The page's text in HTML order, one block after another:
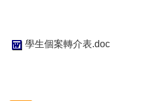
學生個案轉介表.doc